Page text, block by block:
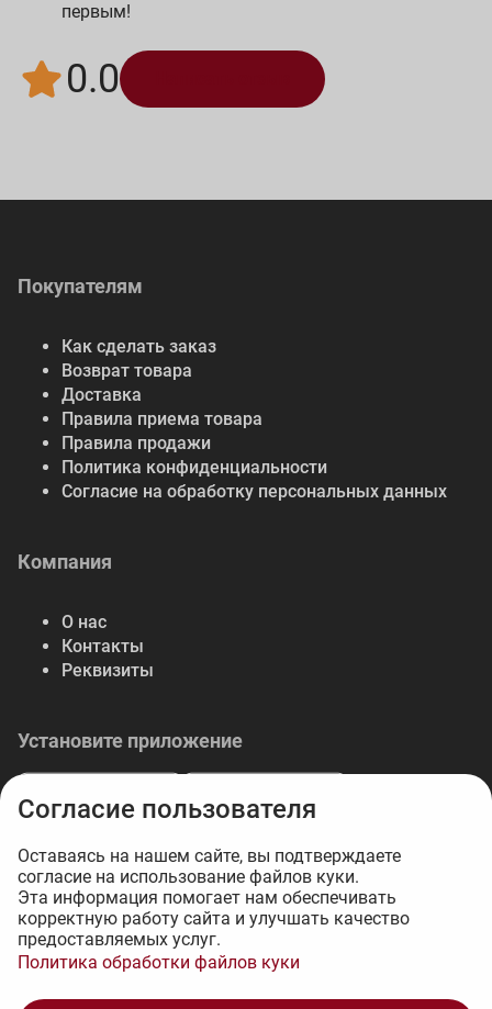
1 283 ₽
первым!
0.0
Покупателям
Как сделать заказ
Возврат товара
Доставка
Правила приема товара
Правила продажи
Политика конфиденциальности
Согласие на обработку персональных данных
Компания
О нас
Контакты
Реквизиты
Установите приложение
© 2026 Либерте — весь спектр отделочных
материалов.
Интернет-магазин на 1С-Битрикс - 34web
Согласие пользователя
Оставаясь на нашем сайте, вы подтверждаете
согласие на использование файлов куки.
Эта информация помогает нам обеспечивать
корректную работу сайта и улучшать качество
предоставляемых услуг.
Политика обработки файлов куки